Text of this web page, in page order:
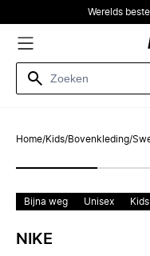
Werelds
Home/Kids/Bovenkleding/
Bijna weg Unisex Kids
NIKE